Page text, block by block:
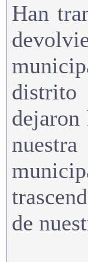
Han
distrito
de